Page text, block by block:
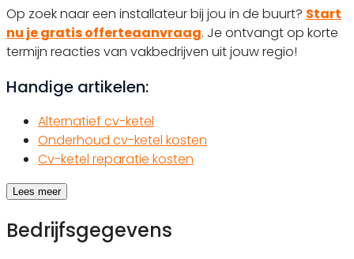
Op zoek naar een installateur bij jou in de buurt? Start
nu je gratis offerteaanvraag. Je ontvangt op korte
termijn reacties van vakbedrijven uit jouw regio!
Handige artikelen:
Alternatief cv-ketel
Onderhoud cv-ketel kosten
Cv-ketel reparatie kosten
Lees meer
Bedrijfsgegevens